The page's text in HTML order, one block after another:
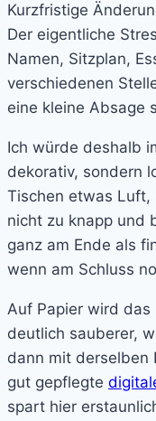
Kurzfristige
Der eigentliche
Namen, Sitzplan,
verschiedenen
eine kleine Absage
Ich würde deshalb
dekorativ, sondern
Tischen etwas Luft,
nicht zu knapp und
ganz am Ende als
wenn am Schluss
Auf Papier wird das
deutlich sauberer,
dann mit derselben
gut gepflegte
spart hier